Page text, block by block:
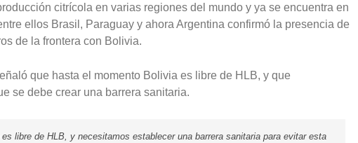
citrícola en varias regiones del mundo y ya se encuentra en
ellos Brasil, Paraguay y ahora Argentina confirmó la presencia de
de la frontera con Bolivia.
que hasta el momento Bolivia es libre de HLB, y que
se debe crear una barrera sanitaria.
libre de HLB, y necesitamos establecer una barrera sanitaria para evitar esta